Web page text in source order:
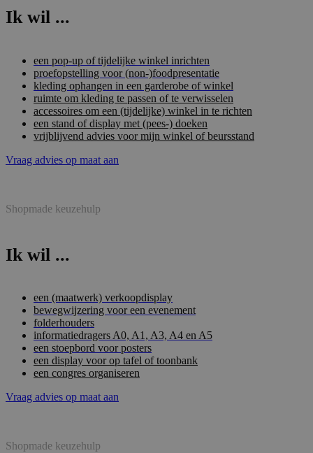
Ik wil ...
een pop-up of tijdelijke winkel inrichten
proefopstelling voor (non-)foodpresentatie
kleding ophangen in een garderobe of winkel
ruimte om kleding te passen of te verwisselen
accessoires om een (tijdelijke) winkel in te richten
een stand of display met (pees-) doeken
vrijblijvend advies voor mijn winkel of beursstand
Vraag advies op maat aan
Shopmade keuzehulp
Ik wil ...
een (maatwerk) verkoopdisplay
bewegwijzering voor een evenement
folderhouders
informatiedragers A0, A1, A3, A4 en A5
een stoepbord voor posters
een display voor op tafel of toonbank
een congres organiseren
Vraag advies op maat aan
Shopmade keuzehulp